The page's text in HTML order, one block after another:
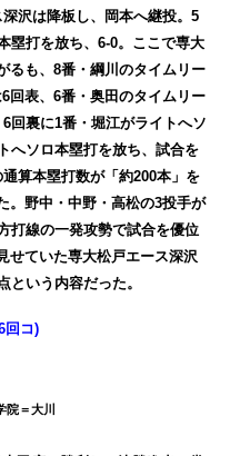
沢は降板し、岡本へ継投。5
塁打を放ち、6-0。ここで専大
るも、8番・綱川のタイムリー
回表、6番・奥田のタイムリー
回裏に1番・堀江がライトへソ
へソロ本塁打を放ち、試合を
算本塁打数が「約200本」を
。野中・中野・高松の3投手が
打線の一発攻勢で試合を優位
せていた専大松戸エース深沢
という内容だった。
回コ)
＝大川